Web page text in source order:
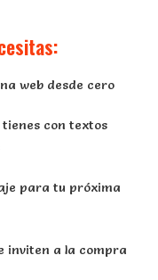
web desde cero
con textos
para tu próxima
inviten a la compra